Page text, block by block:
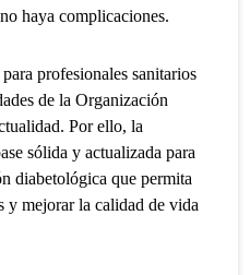
haya complicaciones.
profesionales sanitarios
de la Organización
Por ello, la
sólida y actualizada para
diabetológica que permita
y mejorar la calidad de vida